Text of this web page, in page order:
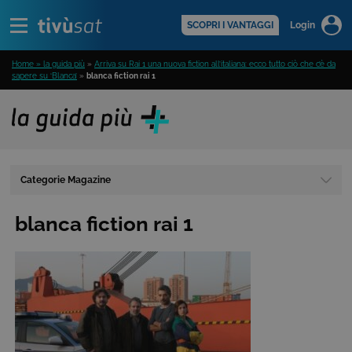
SCOPRI I VANTAGGI Login
Home » la guida più » Arriva su Rai 1 una nuova fiction all’italiana: ecco tutto ciò che c’è da
sapere su ‘Blanca’ » blanca fiction rai 1
Categorie Magazine
blanca fiction rai 1